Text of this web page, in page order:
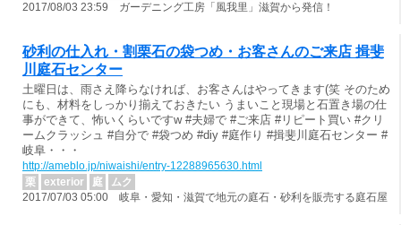
2017/08/03 23:59 ガーデニング工房「風我里」滋賀から発信！
砂利の仕入れ・割栗石の袋つめ・お客さんのご来店 揖斐
川庭石センター
土曜日は、雨さえ降らなければ、お客さんはやってきます(笑 そのため
にも、材料をしっかり揃えておきたい うまいこと現場と石置き場の仕
事ができて、怖いくらいですw #夫婦で #ご来店 #リピート買い #クリ
ームクラッシュ #自分で #袋つめ #diy #庭作り #揖斐川庭石センター #
岐阜・・・
http://ameblo.jp/niwaishi/entry-12288965630.html
栗
exterior 庭
ムク
2017/07/03 05:00 岐阜・愛知・滋賀で地元の庭石・砂利を販売する庭石屋